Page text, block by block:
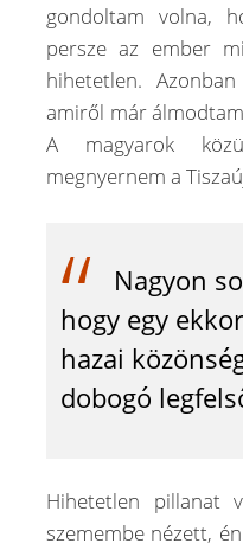
gondoltam volna,
persze az ember
hihetetlen.
amiről már
A magyarok
megnyernem a
Nagyon
hogy egy
hazai
dobogó
Hihetetlen pillanat
szemembe nézett,